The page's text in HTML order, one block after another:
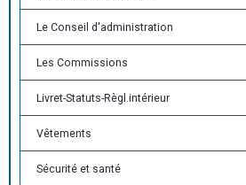
Le Conseil d'administration
Les Commissions
Livret-Statuts-Règl.intérieur
Vêtements
Sécurité et santé